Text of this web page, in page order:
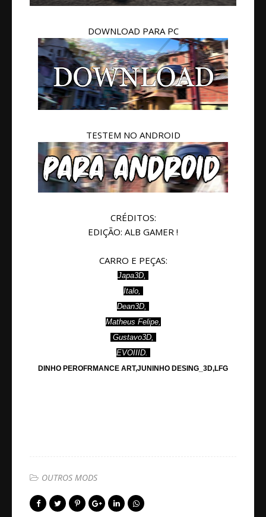
DOWNLOAD PARA PC
TESTEM NO ANDROID
CRÉDITOS:
EDIÇÃO: ALB GAMER !
CARRO E PEÇAS:
Japa3D,
Italo,
Dean3D,
Matheus Felipe,
Gustavo3D,
EVOIIID.
DINHO PEROFRMANCE ART,JUNINHO DESING_3D,LFG
OUTROS MODS